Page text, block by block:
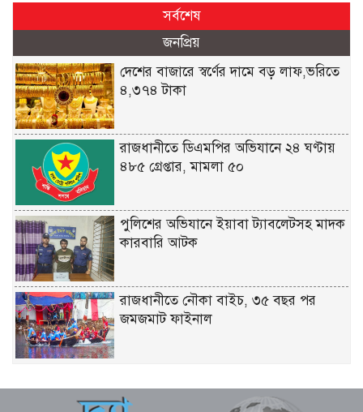
সর্বশেষ
জনপ্রিয়
দেশের বাজারে স্বর্ণের দামে বড় লাফ,ভরিতে
৪,৩৭৪ টাকা
রাজধানীতে ডিএমপির অভিযানে ২৪ ঘণ্টায়
৪৮৫ গ্রেপ্তার, মামলা ৫০
পুলিশের অভিযানে ইয়াবা ট্যাবলেটসহ মাদক
কারবারি আটক
রাজধানীতে নৌকা বাইচ, ৩৫ বছর পর
জমজমাট ফাইনাল